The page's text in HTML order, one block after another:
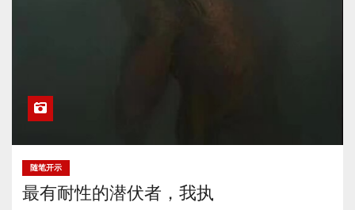
随笔开示
最有耐性的潜伏者，我执